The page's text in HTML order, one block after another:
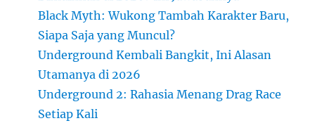
Black Myth: Wukong Tambah Karakter Baru,
Siapa Saja yang Muncul?
Underground Kembali Bangkit, Ini Alasan
Utamanya di 2026
Underground 2: Rahasia Menang Drag Race
Setiap Kali